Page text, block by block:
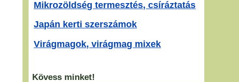
Mikrozöldség termesztés, csíráztatás
Japán kerti szerszámok
Virágmagok, virágmag mixek
Kövess minket!